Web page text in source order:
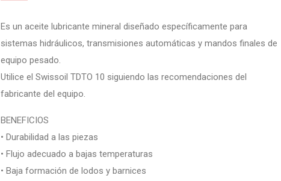
Es un aceite lubricante mineral diseñado específicamente para
sistemas hidráulicos, transmisiones automáticas y mandos finales de
equipo pesado.
Utilice el Swissoil TDTO 10 siguiendo las recomendaciones del
fabricante del equipo.
BENEFICIOS
• Durabilidad a las piezas
• Flujo adecuado a bajas temperaturas
• Baja formación de lodos y barnices